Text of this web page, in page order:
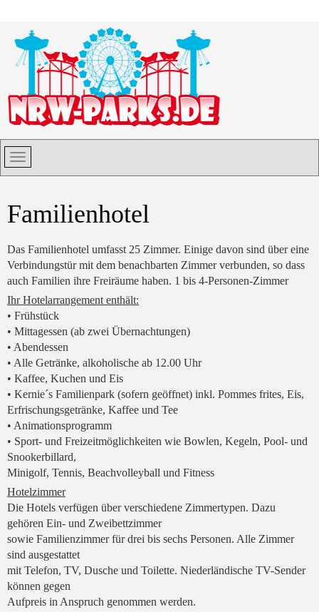
Familienhotel
Das Familienhotel umfasst 25 Zimmer. Einige davon sind über eine
Verbindungstür mit dem benachbarten Zimmer verbunden, so dass
auch Familien ihre Freiräume haben. 1 bis 4-Personen-Zimmer
Ihr Hotelarrangement enthält:
• Frühstück
• Mittagessen (ab zwei Übernachtungen)
• Abendessen
• Alle Getränke, alkoholische ab 12.00 Uhr
• Kaffee, Kuchen und Eis
• Kernie´s Familienpark (sofern geöffnet) inkl. Pommes frites, Eis,
Erfrischungsgetränke, Kaffee und Tee
• Animationsprogramm
• Sport- und Freizeitmöglichkeiten wie Bowlen, Kegeln, Pool- und
Snookerbillard,
Minigolf, Tennis, Beachvolleyball und Fitness
Hotelzimmer
Die Hotels verfügen über verschiedene Zimmertypen. Dazu
gehören Ein- und Zweibettzimmer
sowie Familienzimmer für drei bis sechs Personen. Alle Zimmer
sind ausgestattet
mit Telefon, TV, Dusche und Toilette. Niederländische TV-Sender
können gegen
Aufpreis in Anspruch genommen werden.